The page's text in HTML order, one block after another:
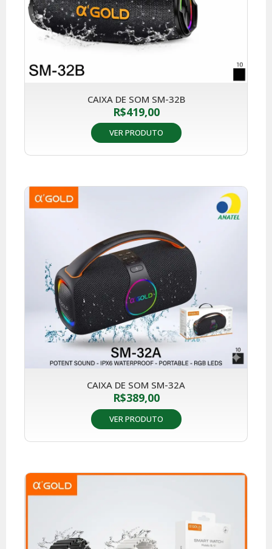
CAIXA DE SOM SM-32B
R$419,00
VER PRODUTO
CAIXA DE SOM SM-32A
R$389,00
VER PRODUTO